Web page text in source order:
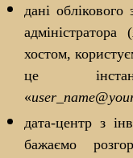
дані
хостом,
це
«user_name@
дата-центр з
бажаємо